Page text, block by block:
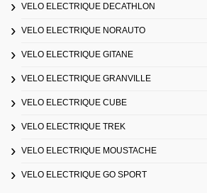
VELO ELECTRIQUE DECATHLON
VELO ELECTRIQUE NORAUTO
VELO ELECTRIQUE GITANE
VELO ELECTRIQUE GRANVILLE
VELO ELECTRIQUE CUBE
VELO ELECTRIQUE TREK
VELO ELECTRIQUE MOUSTACHE
VELO ELECTRIQUE GO SPORT